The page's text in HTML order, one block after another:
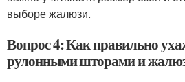
выборе жалюзи.
Вопрос 4: Как правильно
рулонными шторами и